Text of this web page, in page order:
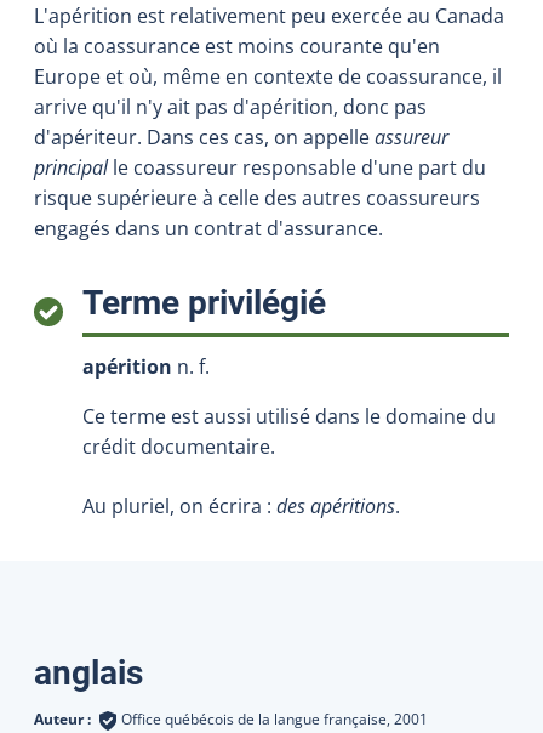
L'apérition est relativement peu exercée au Canada
où la coassurance est moins courante qu'en
Europe et où, même en contexte de coassurance, il
arrive qu'il n'y ait pas d'apérition, donc pas
d'apériteur. Dans ces cas, on appelleassureur
principalle coassureur responsable d'une part du
risque supérieure à celle des autres coassureurs
engagés dans un contrat d'assurance.
Terme privilégié:
apérition n. f.
Ce terme est aussi utilisé dans le domaine du
crédit documentaire.
Au pluriel, on écrira : des apéritions.
Traductions
anglais
Auteur : Office québécois de la langue française, 2001